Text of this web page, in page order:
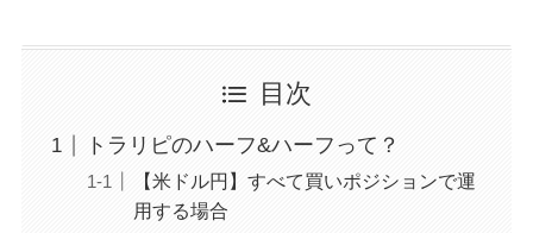
目次
トラリピのハーフ&ハーフって？
【米ドル円】すべて買いポジションで運
用する場合